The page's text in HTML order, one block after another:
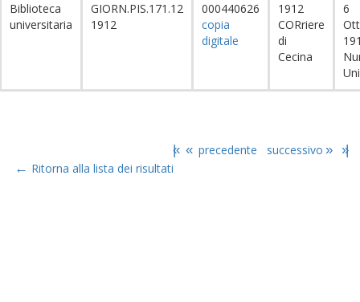
Biblioteca
universitaria
GIORN.PIS.171.12
1912
000440626
copia
digitale
1912
CORriere
di
Cecina
6
|« « precedente successivo » »|
← Ritorna alla lista dei risultati